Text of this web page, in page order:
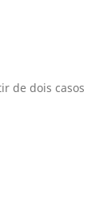
de dois casos